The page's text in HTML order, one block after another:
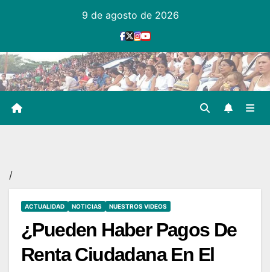
9 de agosto de 2026
/
ACTUALIDAD NOTICIAS NUESTROS VIDEOS
¿Pueden Haber Pagos De
Renta Ciudadana En El